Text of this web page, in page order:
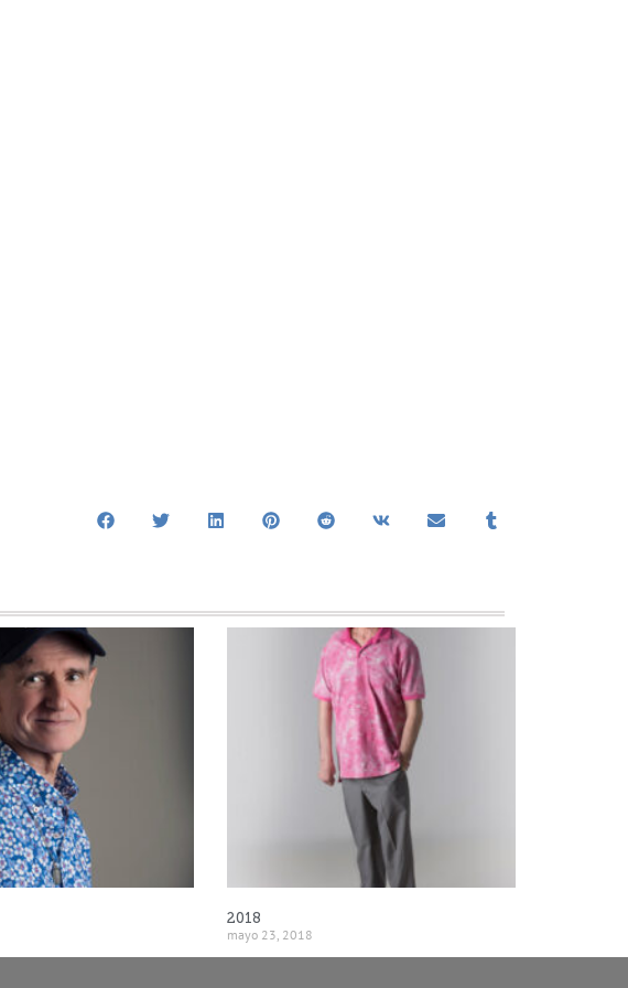
2018
mayo 23, 2018